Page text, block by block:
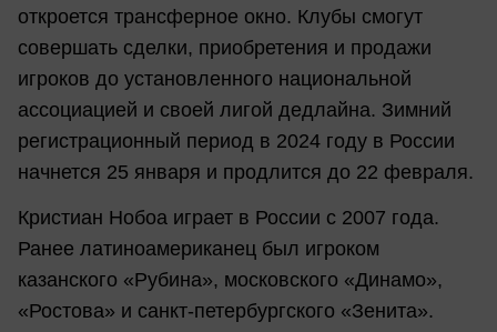
откроется трансферное окно. Клубы смогут
совершать сделки, приобретения и продажи
игроков до установленного национальной
ассоциацией и своей лигой дедлайна. Зимний
регистрационный период в 2024 году в России
начнется 25 января и продлится до 22 февраля.
Кристиан Нобоа играет в России с 2007 года.
Ранее латиноамериканец был игроком
казанского «Рубина», московского «Динамо»,
«Ростова» и санкт-петербургского «Зенита».